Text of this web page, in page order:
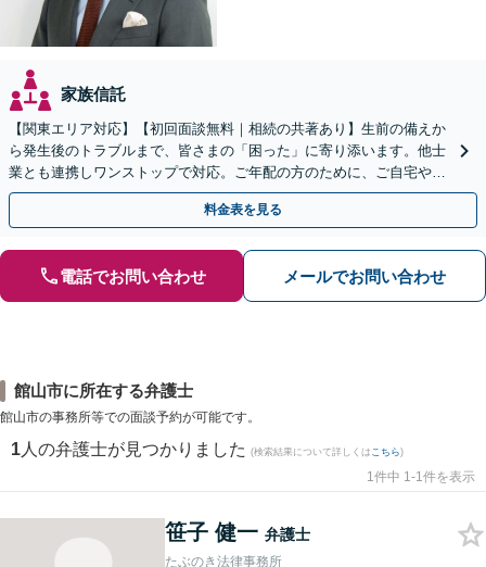
家族信託
【関東エリア対応】【初回面談無料｜相続の共著あり】生前の備えか
ら発生後のトラブルまで、皆さまの「困った」に寄り添います。他士
業とも連携しワンストップで対応。ご年配の方のために、ご自宅やご
近所への出張相談も実施【秘密厳守｜休日・夜間相談可】
料金表を見る
電話でお問い合わせ メールでお問い合わせ
館山市に所在する弁護士
館山市の事務所等での面談予約が可能です。
1 人の弁護士が見つかりました (検索結果について詳しくは こちら)
1件中 1-1件を表示
笹子 健一 弁護士
たぶのき法律事務所